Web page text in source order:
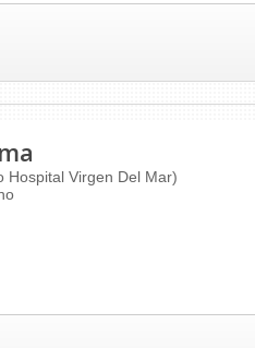
Hospital Virgen Del Mar)